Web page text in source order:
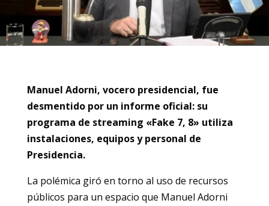
Manuel Adorni, vocero presidencial, fue
desmentido por un informe oficial: su
programa de streaming «Fake 7, 8» utiliza
instalaciones, equipos y personal de
Presidencia.
La polémica giró en torno al uso de recursos
públicos para un espacio que Manuel Adorni